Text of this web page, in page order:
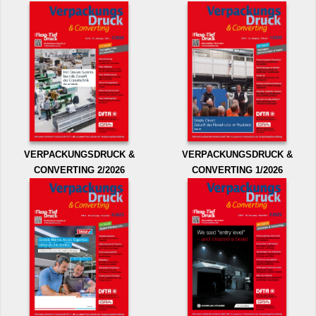
VERPACKUNGSDRUCK &
CONVERTING 2/2026
VERPACKUNGSDRUCK &
CONVERTING 1/2026